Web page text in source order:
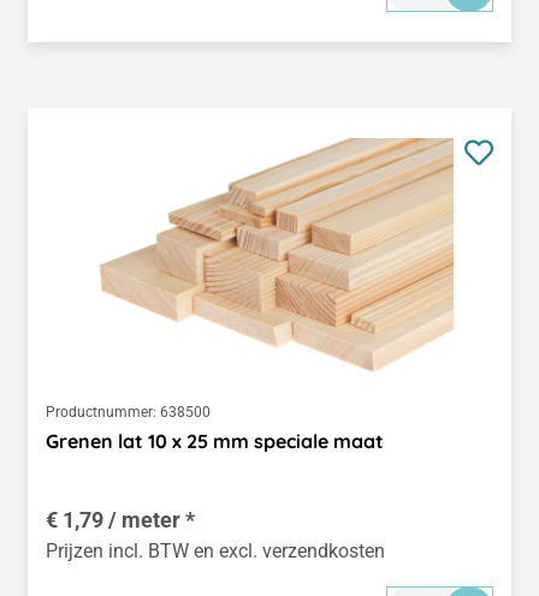
Productnummer: 638500
Grenen lat 10 x 25 mm speciale maat
€ 1,79 / meter *
Prijzen incl. BTW en excl. verzendkosten